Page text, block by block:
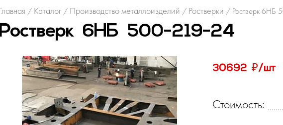
/ Каталог / Производство металлоизделий / Ростверки / Ростверк 6НБ
Ростверк 6НБ 500-219-24
30692 ₽/шт
Стоимость: